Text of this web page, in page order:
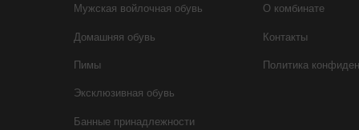
Мужская войлочная обувь
Домашняя обувь
Пимы
Эксклюзивная обувь
Банные принадлежности
О комбинате
Контакты
Политика